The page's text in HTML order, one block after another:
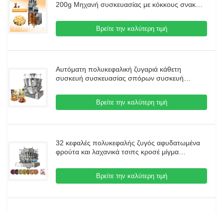
200g Μηχανή συσκευασίας με κόκκους σνακ
Βρείτε την καλύτερη τιμή
Αυτόματη πολυκεφαλική ζυγαριά κάθετη
συσκευή συσκευασίας σπόρων συσκευή
συσκευασία
Βρείτε την καλύτερη τιμή
32 κεφαλές πολυκεφαλής ζυγός αφυδατωμένα
φρούτα και λαχανικά τσιπς κροσέ μίγμα
Βρείτε την καλύτερη τιμή